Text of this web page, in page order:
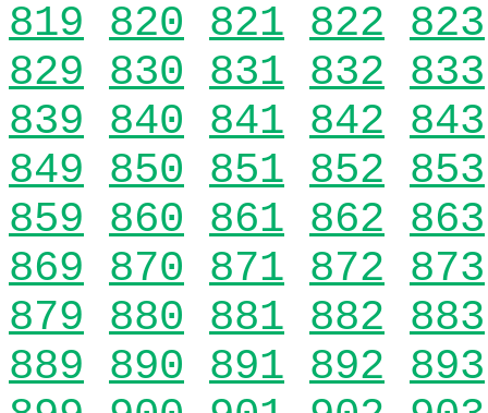
819 820 821 822 823
829 830 831 832 833
839 840 841 842 843
849 850 851 852 853
859 860 861 862 863
869 870 871 872 873
879 880 881 882 883
889 890 891 892 893